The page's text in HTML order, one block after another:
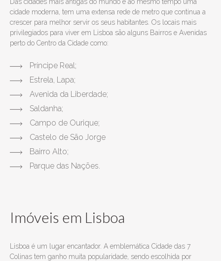
cidade moderna, tem uma extensa rede de metro que continua a
crescer para melhor servir os seus habitantes. Os locais mais
privilegiados para viver em Lisboa são alguns Bairros e Avenidas
perto do Centro da Cidade como:
Príncipe Real;
Estrela, Lapa;
Avenida da Liberdade;
Saldanha;
Campo de Ourique;
Castelo de São Jorge
Bairro Alto;
Parque das Nações.
Imóveis em Lisboa
Lisboa é um lugar encantador. A emblemática Cidade das 7
Colinas tem ganho muita popularidade, sendo escolhida por